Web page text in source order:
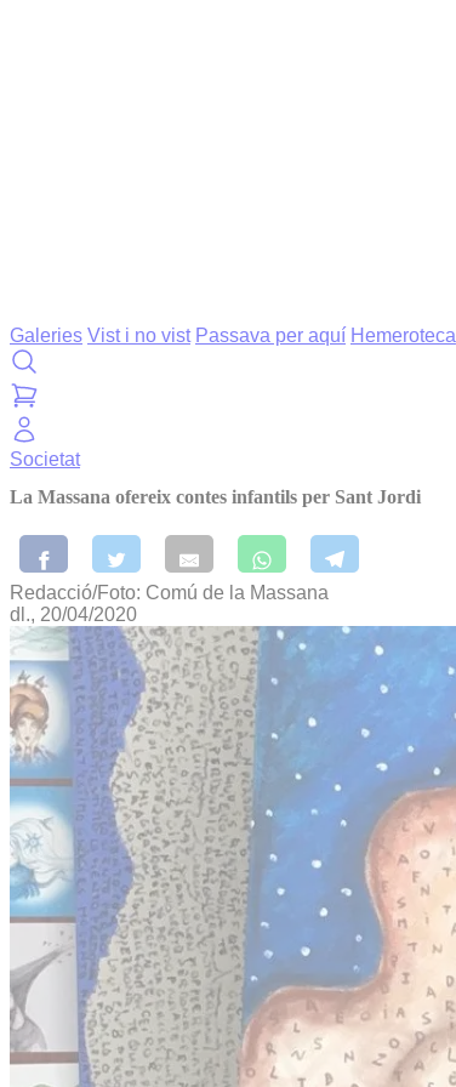
Galeries Vist i no vist Passava per aquí Hemeroteca
Societat
La Massana ofereix contes infantils per Sant Jordi
Redacció/Foto: Comú de la Massana
dl., 20/04/2020